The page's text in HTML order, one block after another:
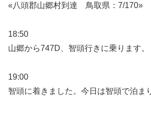
«八頭郡山郷村到達 鳥取県：7/170»
18:50
山郷から747D、智頭行きに乗ります。
19:00
智頭に着きました。今日は智頭で泊ま